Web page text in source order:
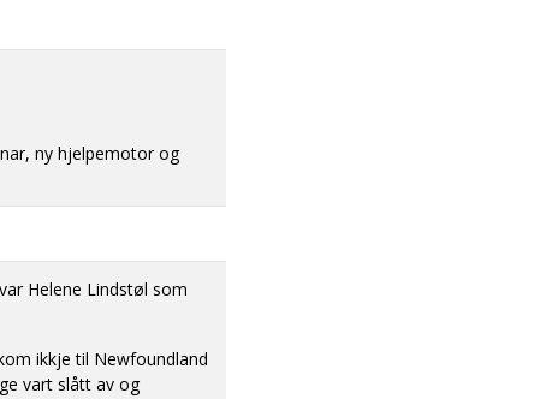
ny hjelpemotor og
Helene Lindstøl som
ikkje til Newfoundland
vart slått av og